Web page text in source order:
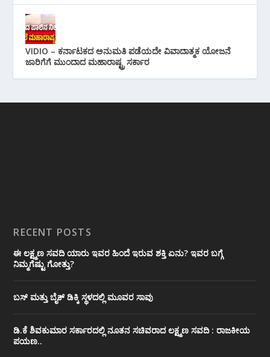
VIDIO – ಕರ್ನಾಟಕದ ಅನುಮತಿ ಪಡೆಯದೇ ವಿವಾದಾತ್ಮಕ ಯೋಜನೆ
ಜಾರಿಗೆಗೆ ಮುಂದಾದ ಮಹಾರಾಷ್ಟ್ರ ಸರ್ಕಾರ
RECENT POSTS
ಈ ಲಕ್ಷ್ಮಣ ಸವದಿ ಯಾರು ಇವರ ಹಿಂದೆ ಇರುವ ಶಕ್ತಿ ಏನು? ಇವರ ಬಗ್ಗೆ
ನಿಮ್ಮಗೆಷ್ಟು ಗೋತ್ತು?
ಬಸ್ ಮತ್ತು ಬೈಕ್ ಡಿಕ್ಕಿ ಸ್ಥಳದಲ್ಲಿ ಮೂವರ ಸಾವು
ಡಿ.ಕೆ ಶಿವಕುಮಾರ ಸರ್ಕಾರದಲ್ಲಿ ನೂತನ ಸಚಿವರಾದ ಲಕ್ಷ್ಮಣ ಸವದಿ : ರಾಜಕೀಯ
ಪಯಣ..